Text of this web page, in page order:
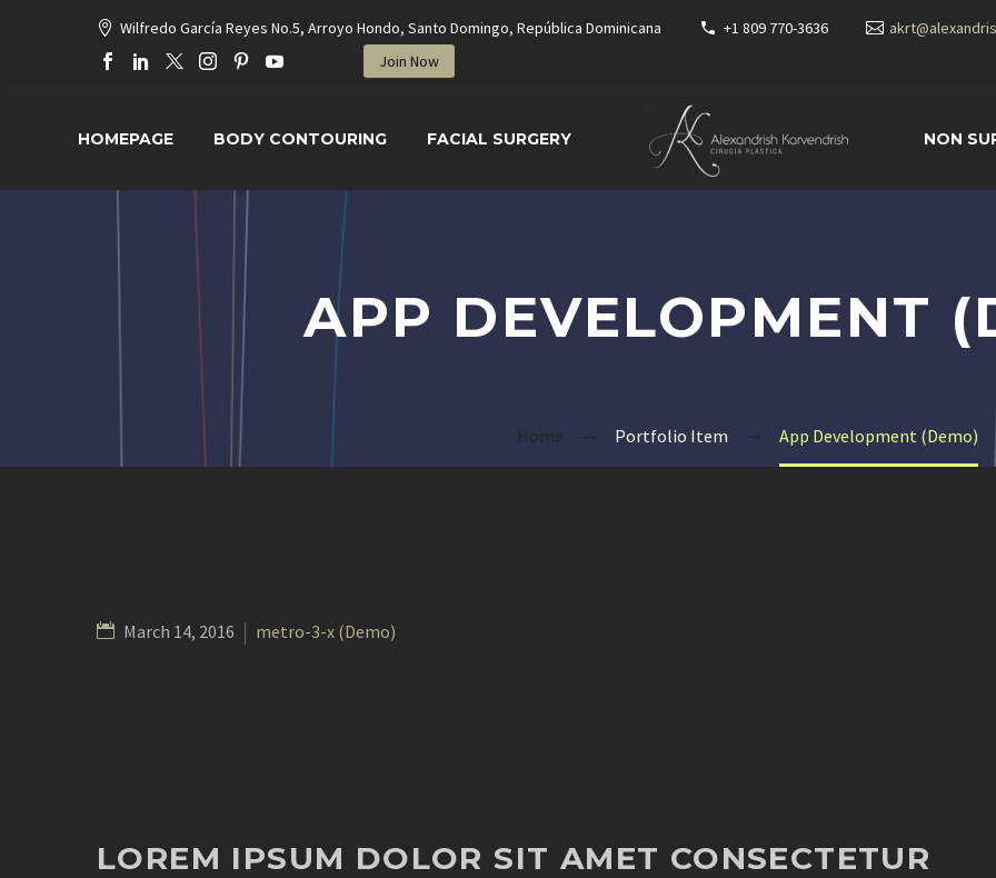
Wilfredo García Reyes No.5, Arroyo Hondo, Santo Domingo, República Dominicana +1 809 770-3636
Join Now
HOMEPAGE BODY CONTOURING FACIAL SURGERY NON
APP DEVELOPMENT
Home Portfolio Item App Development (Demo)
March 14, 2016 metro-3-x (Demo)
LOREM IPSUM DOLOR SIT AMET CONSECTETUR